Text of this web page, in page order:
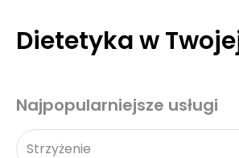
Dietetyka w
Najpopularniejsze usługi
Strzyżenie